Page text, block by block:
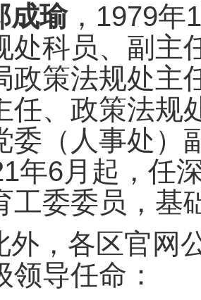
成瑜，1979年
处科员、副主
政策法规处主
任、政策法规
委（人事处）
年6月起，任
工委委员，基
外，各区官网
领导任命：